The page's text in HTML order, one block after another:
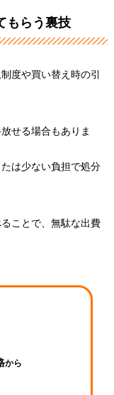
もらう裏技
度や買い替え時の引
せる場合もありま
は少ない負担で処分
ことで、無駄な出費
から